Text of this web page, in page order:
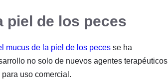
piel de los peces
mucus de la piel de los peces se ha
no solo de nuevos agentes terapéuticos
uso comercial.